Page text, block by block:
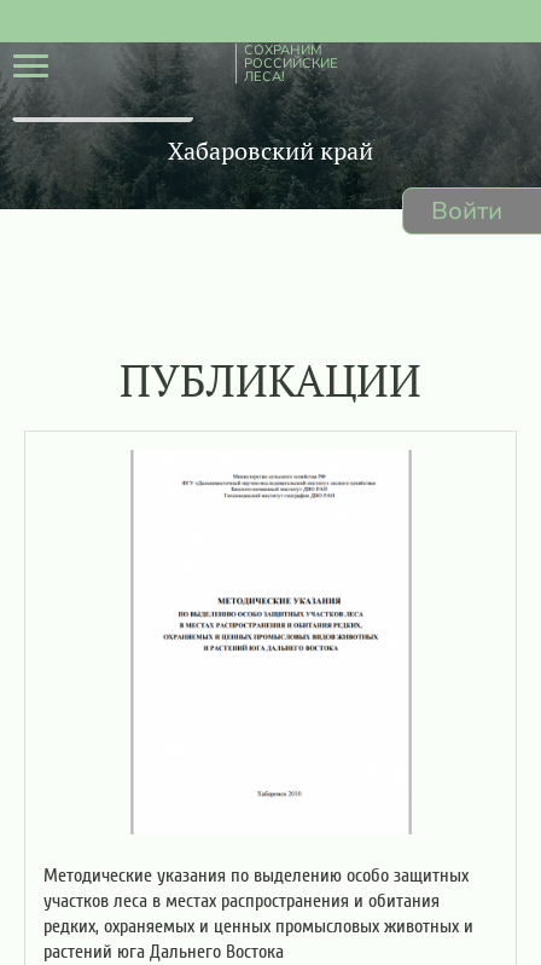
Хабаровский край
ПУБЛИКАЦИИ
Методические указания по выделению особо защитных
участков леса в местах распространения и обитания
редких, охраняемых и ценных промысловых животных и
растений юга Дальнего Востока
Войти
СОХРАНИМ
РОССИЙСКИЕ
ЛЕСА!